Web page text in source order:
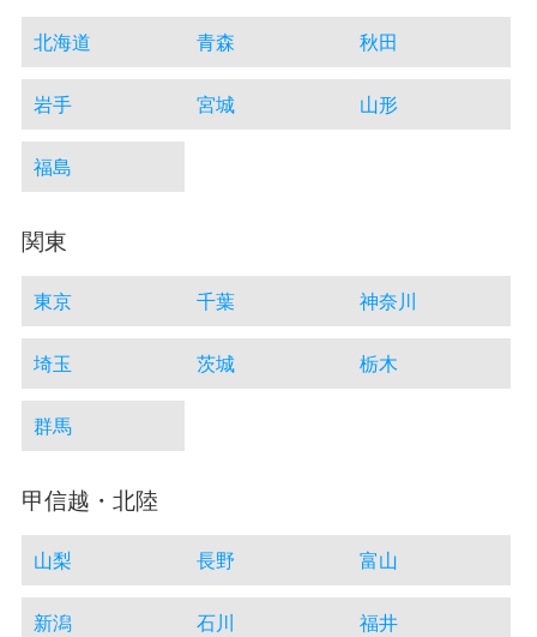
北海道 青森 秋田
岩手 宮城 山形
福島
関東
東京 千葉 神奈川
埼玉 茨城 栃木
群馬
甲信越・北陸
山梨 長野 富山
新潟 石川 福井